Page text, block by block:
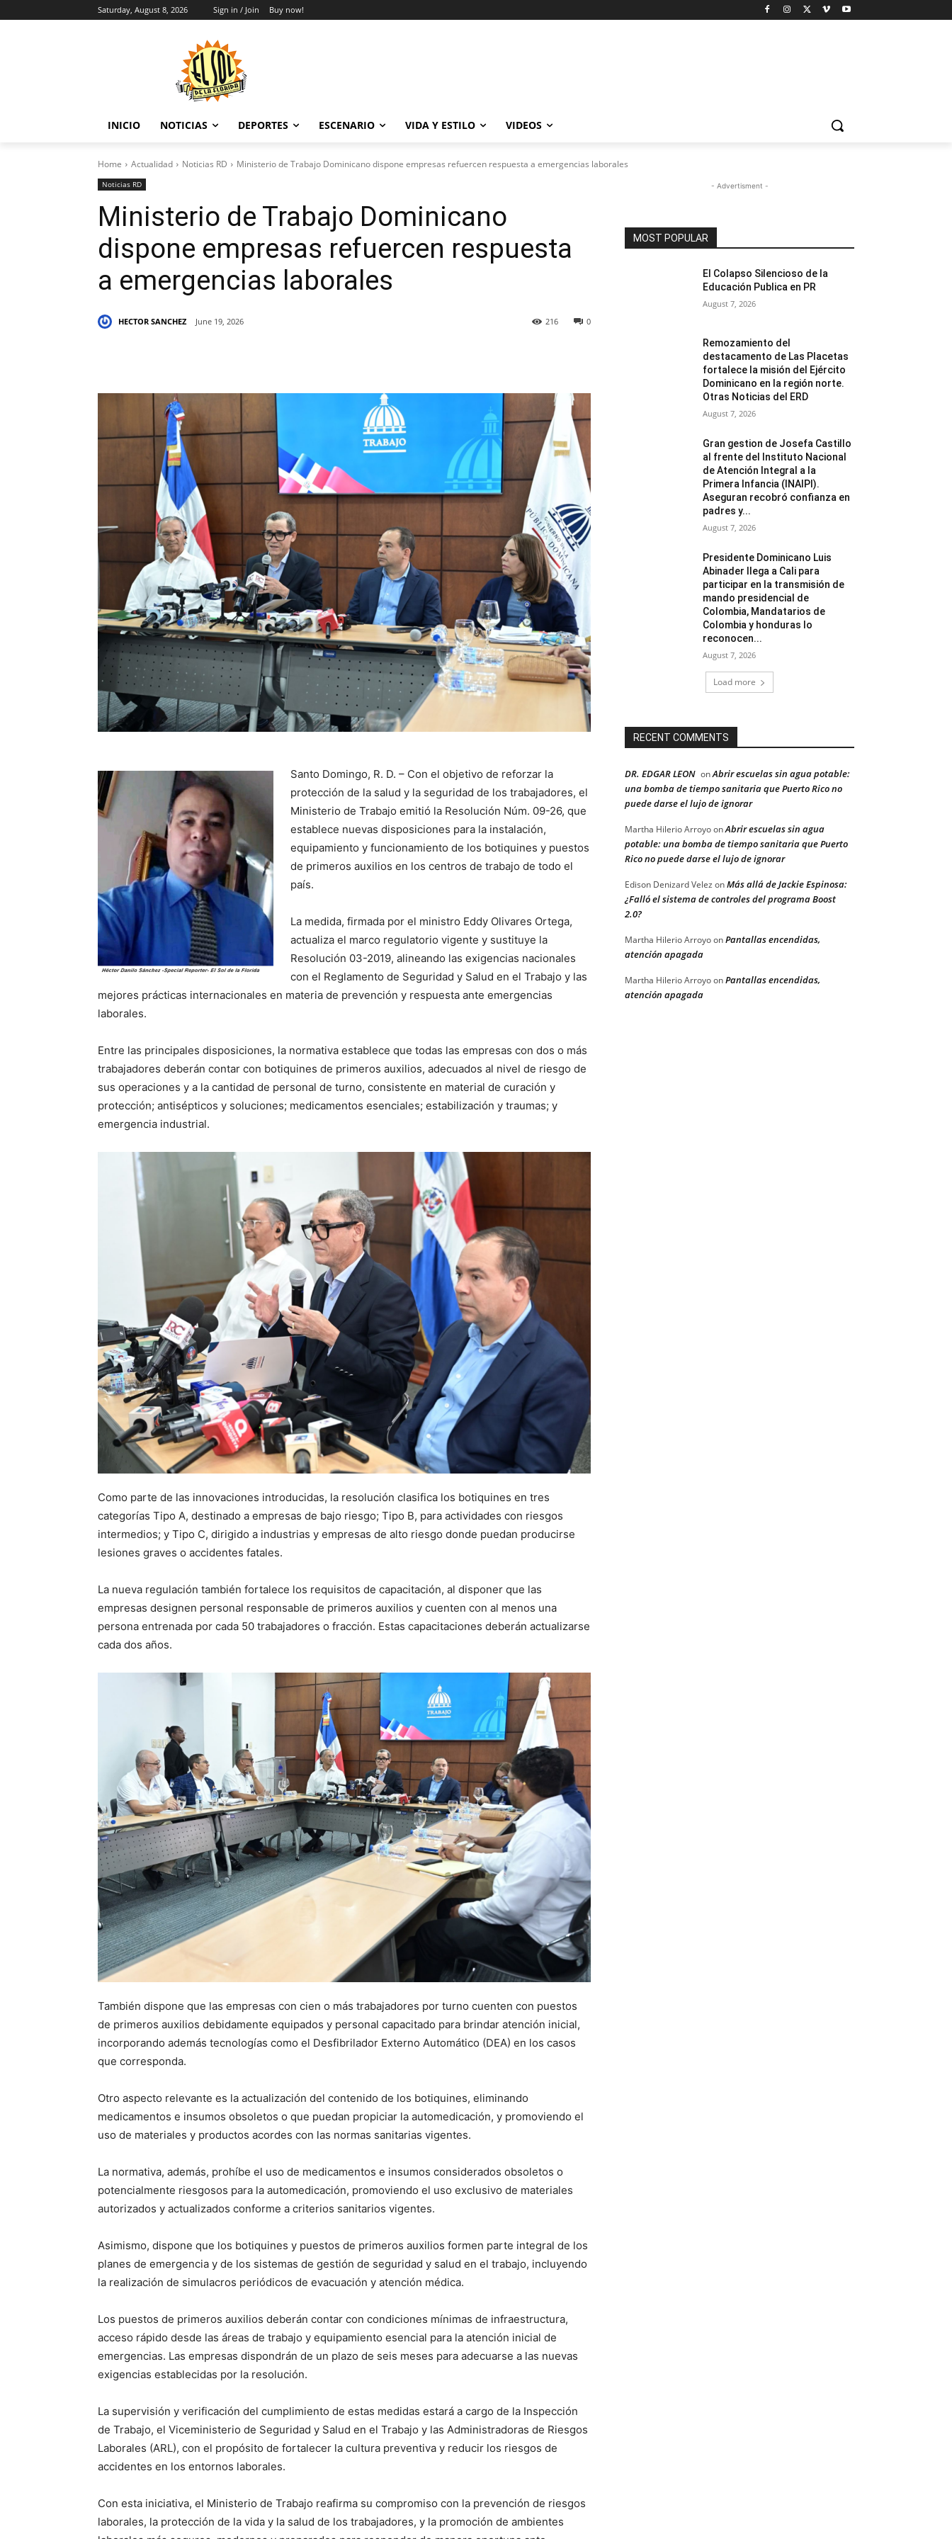
Saturday, August 8, 2026 Sign in / Join Buy now!
INICIO NOTICIAS DEPORTES ESCENARIO VIDA Y ESTILO VIDEOS
Home Actualidad Noticias RD Ministerio de Trabajo Dominicano dispone empresas refuercen respuesta a emergencias laborales
Noticias RD
Ministerio de Trabajo Dominicano
dispone empresas refuercen respuesta
a emergencias laborales
HECTOR SANCHEZ June 19, 2026 0
216
Santo Domingo, R. D. – Con el objetivo de reforzar la
protección de la salud y la seguridad de los trabajadores, el
Ministerio de Trabajo emitió la Resolución Núm. 09-26, que
establece nuevas disposiciones para la instalación,
equipamiento y funcionamiento de los botiquines y puestos
de primeros auxilios en los centros de trabajo de todo el
país.
La medida, firmada por el ministro Eddy Olivares Ortega,
actualiza el marco regulatorio vigente y sustituye la
Resolución 03-2019, alineando las exigencias nacionales
con el Reglamento de Seguridad y Salud en el Trabajo y las
mejores prácticas internacionales en materia de prevención y respuesta ante emergencias
laborales.
Entre las principales disposiciones, la normativa establece que todas las empresas con dos o más
trabajadores deberán contar con botiquines de primeros auxilios, adecuados al nivel de riesgo de
sus operaciones y a la cantidad de personal de turno, consistente en material de curación y
protección; antisépticos y soluciones; medicamentos esenciales; estabilización y traumas; y
emergencia industrial.
Como parte de las innovaciones introducidas, la resolución clasifica los botiquines en tres
categorías Tipo A, destinado a empresas de bajo riesgo; Tipo B, para actividades con riesgos
intermedios; y Tipo C, dirigido a industrias y empresas de alto riesgo donde puedan producirse
lesiones graves o accidentes fatales.
La nueva regulación también fortalece los requisitos de capacitación, al disponer que las
empresas designen personal responsable de primeros auxilios y cuenten con al menos una
persona entrenada por cada 50 trabajadores o fracción. Estas capacitaciones deberán actualizarse
cada dos años.
También dispone que las empresas con cien o más trabajadores por turno cuenten con puestos
de primeros auxilios debidamente equipados y personal capacitado para brindar atención inicial,
incorporando además tecnologías como el Desfibrilador Externo Automático (DEA) en los casos
que corresponda.
Otro aspecto relevante es la actualización del contenido de los botiquines, eliminando
medicamentos e insumos obsoletos o que puedan propiciar la automedicación, y promoviendo el
uso de materiales y productos acordes con las normas sanitarias vigentes.
La normativa, además, prohíbe el uso de medicamentos e insumos considerados obsoletos o
potencialmente riesgosos para la automedicación, promoviendo el uso exclusivo de materiales
autorizados y actualizados conforme a criterios sanitarios vigentes.
Asimismo, dispone que los botiquines y puestos de primeros auxilios formen parte integral de los
planes de emergencia y de los sistemas de gestión de seguridad y salud en el trabajo, incluyendo
la realización de simulacros periódicos de evacuación y atención médica.
Los puestos de primeros auxilios deberán contar con condiciones mínimas de infraestructura,
acceso rápido desde las áreas de trabajo y equipamiento esencial para la atención inicial de
emergencias. Las empresas dispondrán de un plazo de seis meses para adecuarse a las nuevas
exigencias establecidas por la resolución.
La supervisión y verificación del cumplimiento de estas medidas estará a cargo de la Inspección
de Trabajo, el Viceministerio de Seguridad y Salud en el Trabajo y las Administradoras de Riesgos
Laborales (ARL), con el propósito de fortalecer la cultura preventiva y reducir los riesgos de
accidentes en los entornos laborales.
Con esta iniciativa, el Ministerio de Trabajo reafirma su compromiso con la prevención de riesgos
laborales, la protección de la vida y la salud de los trabajadores, y la promoción de ambientes
- Advertisment -
MOST POPULAR
El Colapso Silencioso de la
Educación Publica en PR
August 7, 2026
Remozamiento del
destacamento de Las Placetas
fortalece la misión del Ejército
Dominicano en la región norte.
Otras Noticias del ERD
August 7, 2026
Gran gestion de Josefa Castillo
al frente del Instituto Nacional
de Atención Integral a la
Primera Infancia (INAIPI).
Aseguran recobró confianza en
padres y...
August 7, 2026
Presidente Dominicano Luis
Abinader llega a Cali para
participar en la transmisión de
mando presidencial de
Colombia, Mandatarios de
Colombia y honduras lo
reconocen...
August 7, 2026
Load more
RECENT COMMENTS
DR. EDGAR LEON onAbrir escuelas sin agua potable:
una bomba de tiempo sanitaria que Puerto Rico no
puede darse el lujo de ignorar
Martha Hilerio ArroyoonAbrir escuelas sin agua
potable: una bomba de tiempo sanitaria que Puerto
Rico no puede darse el lujo de ignorar
Edison Denizard Velez onMás allá de Jackie Espinosa:
¿Falló el sistema de controles del programa Boost
2.0?
Martha Hilerio ArroyoonPantallas encendidas,
atención apagada
Martha Hilerio ArroyoonPantallas encendidas,
atención apagada